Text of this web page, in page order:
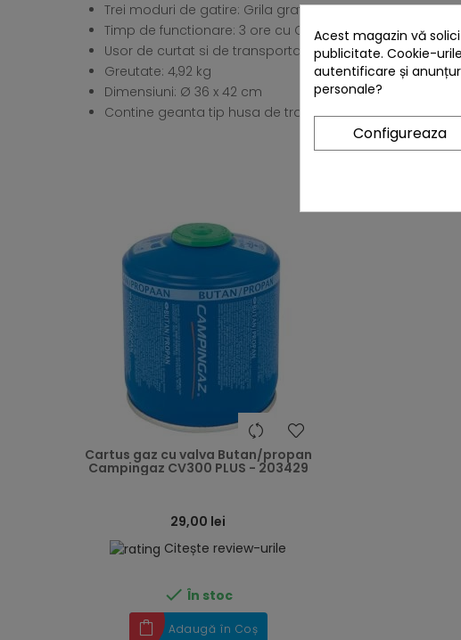
Trei moduri de gatire: Grila gratar, plita reversibila si
Timp de functionare: 3 ore cu CV470 Plus, 1 ora si 40
Usor de curtat si de transportat
Greutate: 4,92 kg
Dimensiuni: Ø 36 x 42 cm
Contine geanta tip husa de transport din poliester
CLIENTII CARE
heart
Cartus gaz cu valva Butan/propan
Campingaz CV300 PLUS - 203429
29,00 lei
Citește review-urile
 În stoc
Adaugă în Coș
Acest magazin vă
publicitate. Cookie-
autentificare și
personale?
Configureaza